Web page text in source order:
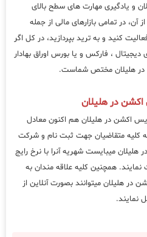
و یادگیری مهارت های سطح بالای
آن، در تمامی بازارهای مالی از جمله
کنید و به ترید بپردازید، در کل اگر
دیجیتال ، فارکس و یا بورس اوراق بهادار
در هلیلان مختص شماست.
در هلیلان
اکشن در هلیلان هم اکنون معادل
دلار میباشد که کلیه متقاضیان جهت ثبت نام و شرکت
میبایست شهریه آنرا با نرخ رایج
همچنین کلیه علاقه مندان به
هلیلان میتوانند بصورت آنلاین از
نمایند.